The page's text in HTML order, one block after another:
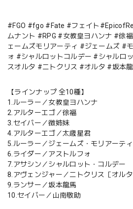
#FGO #fgo #Fate #フェイト
ムナント #RPG #女教皇ヨハンナ #徐
ェームズモリアーティ #ジェームズ #
ォ #シャルロットコルデー #シャルロ
スオルタ #ニトクリス #オルタ #坂本
【ラインナップ 全10種】
1.ルーラー／女教皇ヨハンナ
2.アルターエゴ／徐福
3.セイバー／徴姉妹
4.アルターエゴ／太歳星君
5.ルーラー／ジェームズ・モリアーティ
6.ライダー／アストルフォ
7.アサシン／シャルロット・コルデー
8.アヴェンジャー／ニトクリス［オルタ
9.ランサー／坂本龍馬
10.セイバー／山南敬助